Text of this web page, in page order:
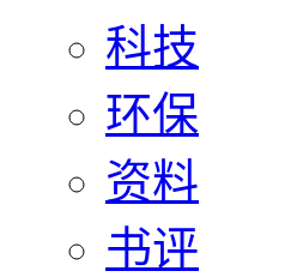
科技
环保
资料
书评